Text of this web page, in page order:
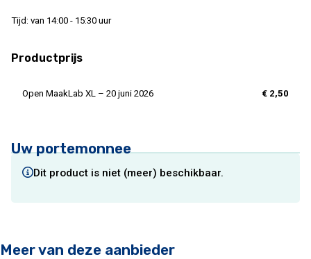
Tijd: van 14:00 - 15:30 uur
Productprijs
Open MaakLab XL – 20 juni 2026 € 2,50
Uw portemonnee
Dit product is niet (meer) beschikbaar.
Meer van deze aanbieder